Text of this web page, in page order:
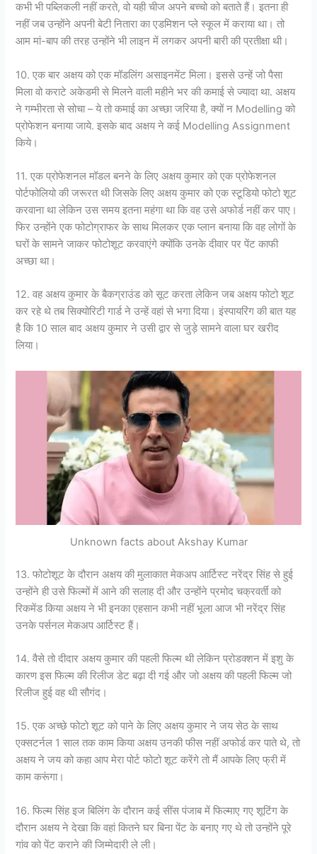
कभी भी पब्लिकली नहीं करते, वो यही चीज अपने बच्चो को बताते हैं। इतना ही
नहीं जब उन्होंने अपनी बेटी नितारा का एडमिशन प्ले स्कूल में कराया था। तो
आम मां-बाप की तरह उन्होंने भी लाइन में लगकर अपनी बारी की प्रतीक्षा थी।
10. एक बार अक्षय को एक मॉडलिंग असाइनमेंट मिला। इससे उन्हें जो पैसा
मिला वो कराटे अकेडमी से मिलने वाली महीने भर की कमाई से ज्यादा था. अक्षय
ने गम्भीरता से सोचा – ये तो कमाई का अच्छा जरिया है, क्यों न Modelling को
प्रोफेशन बनाया जाये. इसके बाद अक्षय ने कई Modelling Assignment
किये।
11. एक प्रोफेशनल मॉडल बनने के लिए अक्षय कुमार को एक प्रोफेशनल
पोर्टफोलियो की जरूरत थी जिसके लिए अक्षय कुमार को एक स्टूडियो फोटो शूट
करवाना था लेकिन उस समय इतना महंगा था कि वह उसे अफोर्ड नहीं कर पाए।
फिर उन्होंने एक फोटोग्राफर के साथ मिलकर एक प्लान बनाया कि वह लोगों के
घरों के सामने जाकर फोटोशूट करवाएंगे क्योंकि उनके दीवार पर पेंट काफी
अच्छा था।
12. वह अक्षय कुमार के बैकग्राउंड को सूट करता लेकिन जब अक्षय फोटो शूट
कर रहे थे तब सिक्योरिटी गार्ड ने उन्हें वहां से भगा दिया। इंस्पायरिंग की बात यह
है कि 10 साल बाद अक्षय कुमार ने उसी द्वार से जुड़े सामने वाला घर खरीद
लिया।
Unknown facts about Akshay Kumar
13. फोटोशूट के दौरान अक्षय की मुलाकात मेकअप आर्टिस्ट नरेंद्र सिंह से हुई
उन्होंने ही उसे फिल्मों में आने की सलाह दी और उन्होंने प्रमोद चक्रवर्ती को
रिकमेंड किया अक्षय ने भी इनका एहसान कभी नहीं भूला आज भी नरेंद्र सिंह
उनके पर्सनल मेकअप आर्टिस्ट हैं।
14. वैसे तो दीदार अक्षय कुमार की पहली फिल्म थी लेकिन प्रोडक्शन में इशु के
कारण इस फिल्म की रिलीज डेट बढ़ा दी गई और जो अक्षय की पहली फिल्म जो
रिलीज हुई वह थी सौगंद।
15. एक अच्छे फोटो शूट को पाने के लिए अक्षय कुमार ने जय सेठ के साथ
एक्सटर्नल 1 साल तक काम किया अक्षय उनकी फीस नहीं अफोर्ड कर पाते थे, तो
अक्षय ने जय को कहा आप मेरा पोर्ट फोटो शूट करेंगे तो मैं आपके लिए फ्री में
काम करूंगा।
16. फिल्म सिंह इज बिलिंग के दौरान कई सींस पंजाब में फिल्माए गए शूटिंग के
दौरान अक्षय ने देखा कि वहां कितने घर बिना पेंट के बनाए गए थे तो उन्होंने पूरे
गांव को पेंट कराने की जिम्मेदारी ले ली।